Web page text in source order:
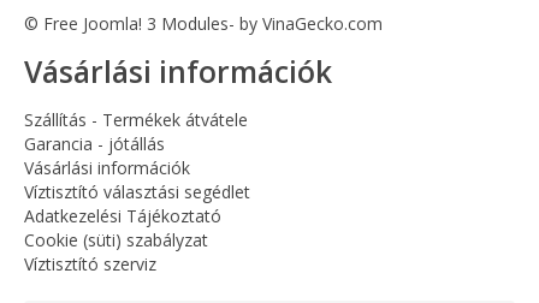
© Free Joomla! 3 Modules- by VinaGecko.com
Vásárlási információk
Szállítás - Termékek átvátele
Garancia - jótállás
Vásárlási információk
Víztisztító választási segédlet
Adatkezelési Tájékoztató
Cookie (süti) szabályzat
Víztisztító szerviz